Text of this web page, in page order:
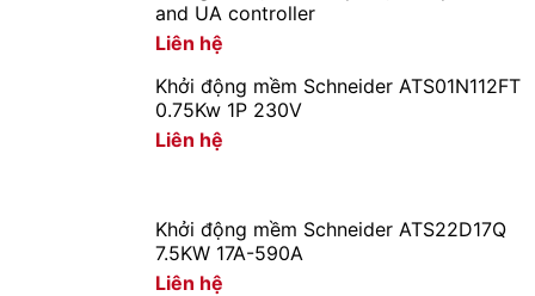
and UA controller
Liên hệ
Khởi động mềm Schneider ATS01N112FT
0.75Kw 1P 230V
Liên hệ
Khởi động mềm Schneider ATS22D17Q
7.5KW 17A-590A
Liên hệ